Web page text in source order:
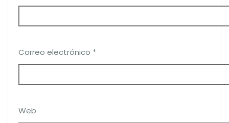
Correo electrónico *
Web